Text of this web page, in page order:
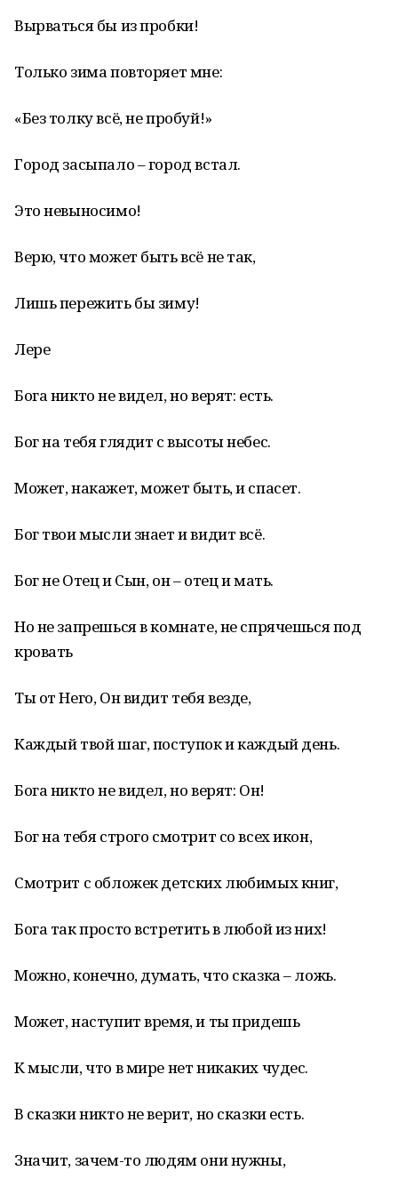
Вырваться бы из пробки!
Только зима повторяет мне:
«Без толку всё, не пробуй!»
Город засыпало – город встал.
Это невыносимо!
Верю, что может быть всё не так,
Лишь пережить бы зиму!
Лере
Бога никто не видел, но верят: есть.
Бог на тебя глядит с высоты небес.
Может, накажет, может быть, и спасет.
Бог твои мысли знает и видит всё.
Бог не Отец и Сын, он – отец и мать.
Но не запрешься в комнате, не спрячешься под
кровать
Ты от Него, Он видит тебя везде,
Каждый твой шаг, поступок и каждый день.
Бога никто не видел, но верят: Он!
Бог на тебя строго смотрит со всех икон,
Смотрит с обложек детских любимых книг,
Бога так просто встретить в любой из них!
Можно, конечно, думать, что сказка – ложь.
Может, наступит время, и ты придешь
К мысли, что в мире нет никаких чудес.
В сказки никто не верит, но сказки есть.
Значит, зачем-то людям они нужны,